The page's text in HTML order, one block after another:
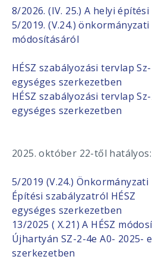
8/2026. (IV. 25.) A helyi
5/2019. (V.24.)
módosításáról
HÉSZ szabályozási tervlap
egységes szerkezetben
HÉSZ szabályozási tervlap
egységes szerkezetben
2025. október 22-től hatályos:
5/2019 (V.24.)
Építési szabályzatról HÉSZ
egységes szerkezetben
13/2025 ( X.21) A HÉSZ
Újhartyán SZ-2-4e A0- 2025-
szerkezetben